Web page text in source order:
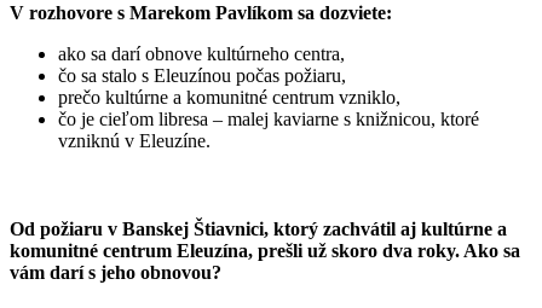
V rozhovore s Marekom Pavlíkom sa dozviete:
ako sa darí obnove kultúrneho centra,
čo sa stalo s Eleuzínou počas požiaru,
prečo kultúrne a komunitné centrum vzniklo,
čo je cieľom libresa – malej kaviarne s knižnicou, ktoré
vzniknú v Eleuzíne.
Od požiaru v Banskej Štiavnici, ktorý zachvátil aj kultúrne a
komunitné centrum Eleuzína, prešli už skoro dva roky. Ako sa
vám darí s jeho obnovou?